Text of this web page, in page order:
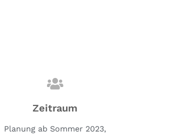
Zeitraum
Planung ab Sommer 2023,